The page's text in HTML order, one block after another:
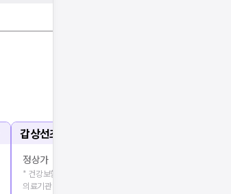
갑상선초음파
정상가
* 건강보험심사평가원에 공개된 진료비용을 출처로 합니다. 정확
의료기관에 문의해주세요.